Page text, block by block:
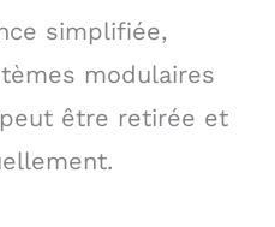
simplifiée,
modulaires
être retirée et